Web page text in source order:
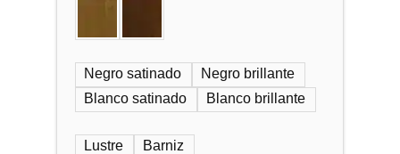
Negro satinado
Negro brillante
Blanco satinado
Blanco brillante
Lustre Barniz